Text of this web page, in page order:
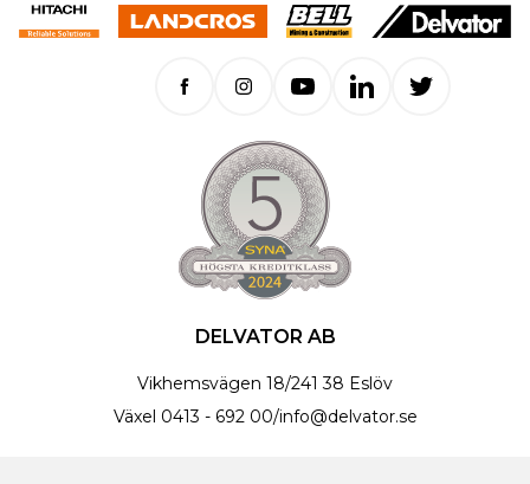
DELVATOR AB
Vikhemsvägen 18/241 38 Eslöv
Växel 0413 - 692 00/info@delvator.se